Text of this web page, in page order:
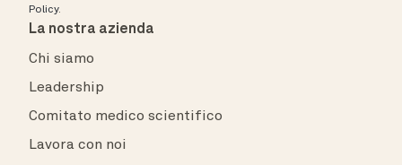
Policy.
La nostra azienda
Chi siamo
Leadership
Comitato medico scientifico
Lavora con noi